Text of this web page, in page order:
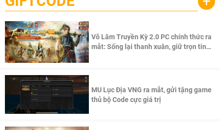
Võ Lâm Truyền Kỳ 2.0 PC chính thức ra
mắt: Sống lại thanh xuân, giữ trọn tinh
MU Lục Địa VNG ra mắt, gửi tặng game
thủ bộ Code cực giá trị